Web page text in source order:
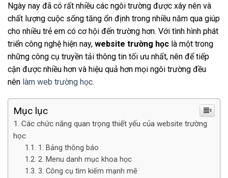
Ngày nay đã có rất nhiều các ngôi trường được xây nên và
chất lượng cuộc sống tăng ổn định trong nhiều năm qua giúp
cho nhiều trẻ em có cơ hội đến trường hơn. Với tình hình phát
triển công nghệ hiện nay, website trường học là một trong
những công cụ truyền tải thông tin tối ưu nhất, nên để tiếp
cận được nhiều hơn và hiệu quả hơn mọi ngôi trường đều
nên làm web trường học.
Mục lục
Các chức năng quan trọng thiết yếu của website trường
học
1. Bảng thông báo
2. Menu danh mục khoa học
3. Công cụ tìm kiếm mạnh mẽ